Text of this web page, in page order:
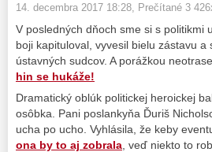
14. decembra 2017 18:28 , Prečítané 3
V posledných dňoch sme si s politikmi
boji kapituloval, vyvesil bielu zástavu
ústavných sudcov. A porážkou
hin se hukáže!
Dramatický oblúk politickej heroickej
osôbka. Pani poslankyňa Ďuriš
ucha po ucho. Vyhlásila, že keby
ona by to aj zobrala , veď niekto to